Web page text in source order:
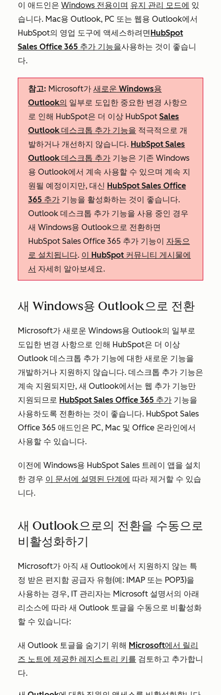
이 애드인은 Windows 전용이며 유지 관리 모드에 있
습니다. Mac용 Outlook, PC 또는 웹용 Outlook에서
HubSpot의 영업 도구에 액세스하려면HubSpot
Sales Office 365 추가 기능을사용하는 것이 좋습니
다.
참고: Microsoft가 새로운 Windows용
Outlook의 일부로 도입한 중요한 변경 사항으
로 인해 HubSpot은 더 이상 HubSpot Sales
Outlook 데스크톱 추가 기능을 적극적으로 개
발하거나 개선하지 않습니다. HubSpot Sales
Outlook 데스크톱 추가 기능은 기존 Windows
용 Outlook에서 계속 사용할 수 있으며 계속 지
원될 예정이지만, 대신 HubSpot Sales Office
365 추가 기능을 활성화하는 것이 좋습니다.
Outlook 데스크톱 추가 기능을 사용 중인 경우
새 Windows용 Outlook으로 전환하면
HubSpot Sales Office 365 추가 기능이 자동으
로 설치됩니다. 이 HubSpot 커뮤니티 게시물에
서 자세히 알아보세요.
새 Windows용 Outlook으로 전환
Microsoft가 새로운 Windows용 Outlook의 일부로
도입한 변경 사항으로 인해 HubSpot은 더 이상
Outlook 데스크톱 추가 기능에 대한 새로운 기능을
개발하거나 지원하지 않습니다. 데스크톱 추가 기능은
계속 지원되지만, 새 Outlook에서는 웹 추가 기능만
지원되므로 HubSpot Sales Office 365 추가 기능을
사용하도록 전환하는 것이 좋습니다. HubSpot Sales
Office 365 애드인은 PC, Mac 및 Office 온라인에서
사용할 수 있습니다.
이전에 Windows용 HubSpot Sales 트레이 앱을 설치
한 경우 이 문서에 설명된 단계에 따라 제거할 수 있습
니다.
새 Outlook으로의 전환을 수동으로
비활성화하기
Microsoft가 아직 새 Outlook에서 지원하지 않는 특
정 받은 편지함 공급자 유형(예: IMAP 또는 POP3)을
사용하는 경우, IT 관리자는 Microsoft 설명서의 아래
리소스에 따라 새 Outlook 토글을 수동으로 비활성화
할 수 있습니다:
새 Outlook 토글을 숨기기 위해 Microsoft에서 릴리
즈 노트에 제공한 레지스트리 키를 검토하고 추가합니
다.